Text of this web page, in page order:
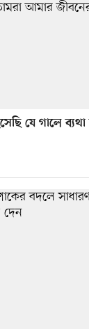
যে গালে